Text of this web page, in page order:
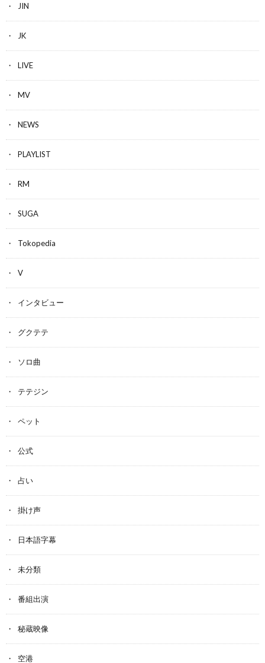
JIN
JK
LIVE
MV
NEWS
PLAYLIST
RM
SUGA
Tokopedia
V
インタビュー
グクテテ
ソロ曲
テテジン
ペット
公式
占い
掛け声
日本語字幕
未分類
番組出演
秘蔵映像
空港